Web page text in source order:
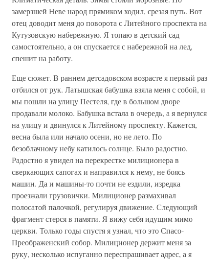
замерзшей Неве народ прямиком ходил, срезая путь. Вот
отец доводит меня до поворота с Литейного проспекта на
Кутузовскую набережную. Я топаю в детский сад
самостоятельно, а он спускается с набережной на лед,
спешит на работу.
Еще сюжет. В раннем детсадовском возрасте я первый раз
отбился от рук. Латышская бабушка взяла меня с собой, и
мы пошли на улицу Пестеля, где в большом дворе
продавали молоко. Бабушка встала в очередь, а я вернулся
на улицу и двинулся к Литейному проспекту. Кажется,
весна была или начало осени, но не лето. По
безоблачному небу катилось солнце. Было радостно.
Радостно я увидел на перекрестке милиционера в
сверкающих сапогах и направился к нему, не боясь
машин. Да и машины-то почти не ездили, изредка
проезжали грузовички. Милиционер размахивал
полосатой палочкой, регулируя движение. Следующий
фрагмент стерся в памяти. Я вижу себя идущим мимо
церкви. Только годы спустя я узнал, что это Спасо-
Преображенский собор. Милиционер держит меня за
руку, несколько испуганно переспрашивает адрес, а я